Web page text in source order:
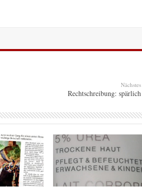
Nächstes
Rechtschreibung: spärlich